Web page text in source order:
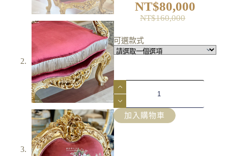
NT$160,000
NT$80,000
可選款式
加入購物車